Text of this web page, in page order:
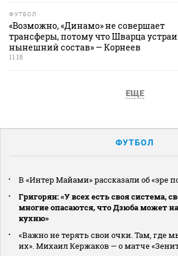
ФУТБОЛ
«Возможно, «Динамо» не совершает
трансферы, потому что Шварца
нынешний состав» — Корнеев
11:18
ЕЩЕ
ФУТБОЛ
В «Интер Майами» рассказали об «эре
Григорян: «У всех есть своя система,
многие опасаются, что Дзюба может
кухню»
«Важно не терять свои очки. Там, где
их». Михаил Кержаков — о матче